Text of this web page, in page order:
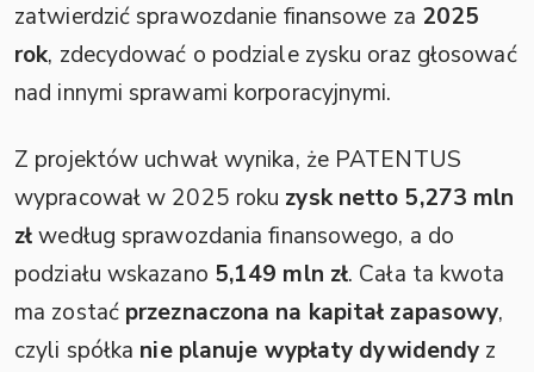
zatwierdzić sprawozdanie finansowe za 2025
rok, zdecydować o podziale zysku oraz głosować
nad innymi sprawami korporacyjnymi.
Z projektów uchwał wynika, że PATENTUS
wypracował w 2025 roku zysk netto 5,273 mln
złwedług sprawozdania finansowego, a do
podziału wskazano 5,149 mln zł. Cała ta kwota
ma zostać przeznaczona na kapitał zapasowy,
czyli spółka nie planuje wypłaty dywidendy z